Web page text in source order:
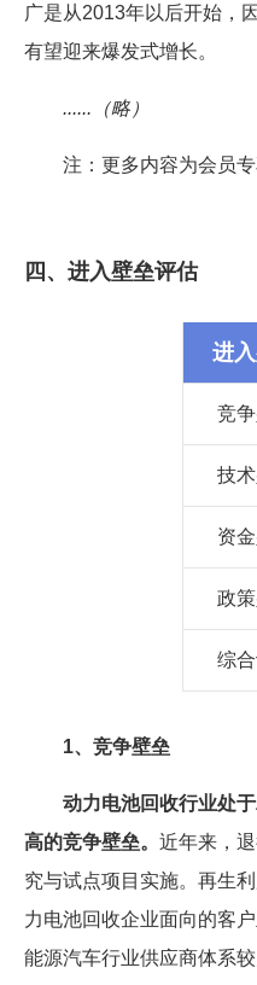
广是从2013年以后开始，
有望迎来爆发式增长。
......（略）
注：更多内容为会员
四、进入壁垒评估
进
竞
技
资
政
综
1、竞争壁垒
动力电池回收行业处
高的竞争壁垒。 近年来，
究与试点项目实施。再生
力电池回收企业面向的客
能源汽车行业供应商体系